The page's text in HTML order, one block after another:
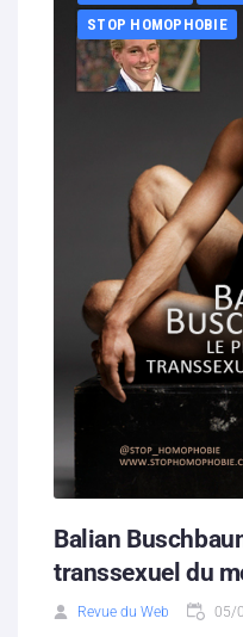
STOP HOMOPHOBIE
Balian
transsexuel du
Revue du Web 05/